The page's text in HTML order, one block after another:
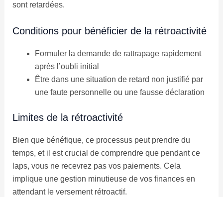
sont retardées.
Conditions pour bénéficier de la rétroactivité
Formuler la demande de rattrapage rapidement
après l’oubli initial
Être dans une situation de retard non justifié par
une faute personnelle ou une fausse déclaration
Limites de la rétroactivité
Bien que bénéfique, ce processus peut prendre du
temps, et il est crucial de comprendre que pendant ce
laps, vous ne recevrez pas vos paiements. Cela
implique une gestion minutieuse de vos finances en
attendant le versement rétroactif.